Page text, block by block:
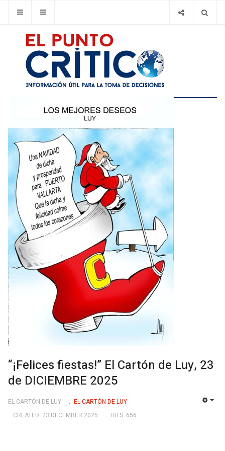
“¡Felices fiestas!” El Cartón de Luy, 23
de DICIEMBRE 2025
EL CARTÓN DE LUY
EL CARTÓN DE LUY
CREATED: 23 DECEMBER 2025
HITS: 656